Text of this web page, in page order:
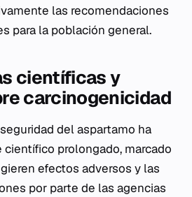
las recomendaciones
para la población general.
científicas y
carcinogenicidad
del aspartamo ha
prolongado, marcado
efectos adversos y las
por parte de las agencias